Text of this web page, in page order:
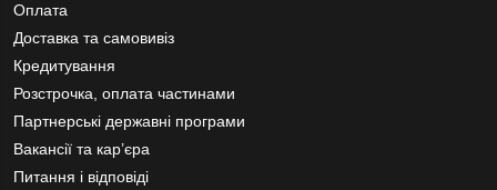
Оплата
Доставка та самовивіз
Кредитування
Розстрочка, оплата частинами
Партнерські державні програми
Вакансії та кар’єра
Питання і відповіді